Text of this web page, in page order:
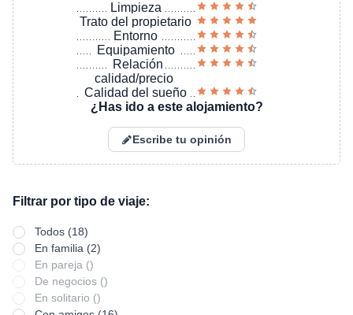
Limpieza
Trato del propietario
Entorno
Equipamiento
Relación
calidad/precio
Calidad del sueño
¿Has ido a este alojamiento?
Escribe tu opinión
Filtrar por tipo de viaje:
Todos (18)
En familia (2)
En pareja ()
De negocios ()
En solitario ()